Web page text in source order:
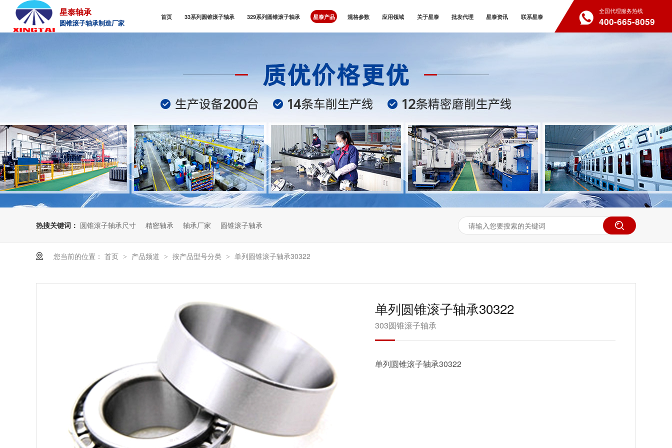
星泰轴承
圆锥滚子轴承制造厂家
首页 33系列圆锥滚子轴承 329系列圆锥滚子轴承 星泰产品 规格参数 应用领域 关于星泰 批发代理 星泰资讯 联系星泰
全国代理服务热线
400-665-8059
热搜关键词： 圆锥滚子轴承尺寸 精密轴承 轴承厂家 圆锥滚子轴承
您当前的位置： 首页 > 产品频道 > 按产品型号分类 > 单列圆锥滚子轴承30322
单列圆锥滚子轴承30322
303圆锥滚子轴承
单列圆锥滚子轴承30322